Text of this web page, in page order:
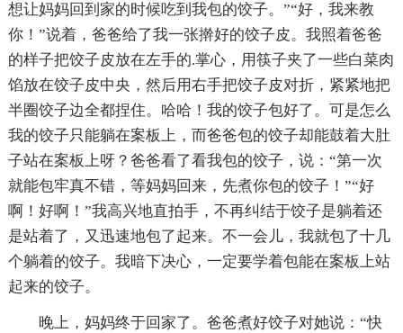
想让妈妈回到家的时候吃到我包的饺子。”“好，我来教
你！”说着，爸爸给了我一张擀好的饺子皮。我照着爸爸
的样子把饺子皮放在左手的.掌心，用筷子夹了一些白菜肉
馅放在饺子皮中央，然后用右手把饺子皮对折，紧紧地把
半圈饺子边全都捏住。哈哈！我的饺子包好了。可是怎么
我的饺子只能躺在案板上，而爸爸包的饺子却能鼓着大肚
子站在案板上呀？爸爸看了看我包的饺子，说：“第一次
就能包牢真不错，等妈妈回来，先煮你包的饺子！”“好
啊！好啊！”我高兴地直拍手，不再纠结于饺子是躺着还
是站着了，又迅速地包了起来。不一会儿，我就包了十几
个躺着的饺子。我暗下决心，一定要学着包能在案板上站
起来的饺子。
晚上，妈妈终于回家了。爸爸煮好饺子对她说：“快